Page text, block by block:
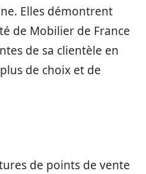
Elles démontrent
de Mobilier de France
de sa clientèle en
de choix et de
de points de vente